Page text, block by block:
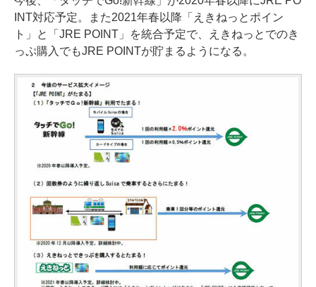
INT対応予定。また2021年春以降「えきねっとポイン
ト」と「JRE POINT」を統合予定で、えきねっとでのき
っぷ購入でもJRE POINTが貯まるようになる。